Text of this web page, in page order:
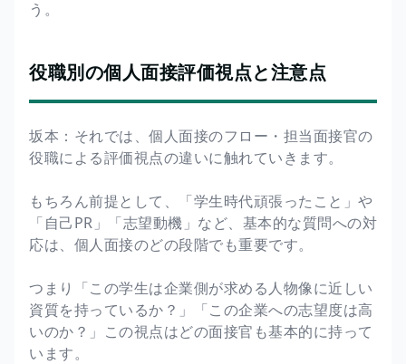
う。
役職別の個人面接評価視点と注意点
坂本：それでは、個人面接のフロー・担当面接官の
役職による評価視点の違いに触れていきます。
もちろん前提として、「学生時代頑張ったこと」や
「自己PR」「志望動機」など、基本的な質問への対
応は、個人面接のどの段階でも重要です。
つまり「この学生は企業側が求める人物像に近しい
資質を持っているか？」「この企業への志望度は高
いのか？」この視点はどの面接官も基本的に持って
います。